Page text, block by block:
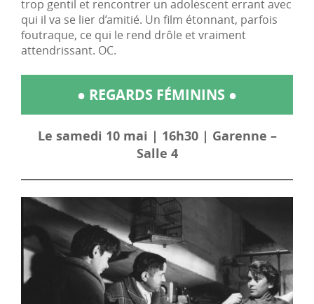
trop gentil et rencontrer un adolescent errant avec
qui il va se lier d’amitié. Un film étonnant, parfois
foutraque, ce qui le rend drôle et vraiment
attendrissant. OC.
● REGARDS FÉMININS ●
Le samedi 10 mai | 16h30 | Garenne –
Salle 4